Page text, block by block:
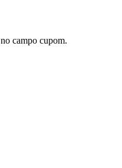
no campo cupom.